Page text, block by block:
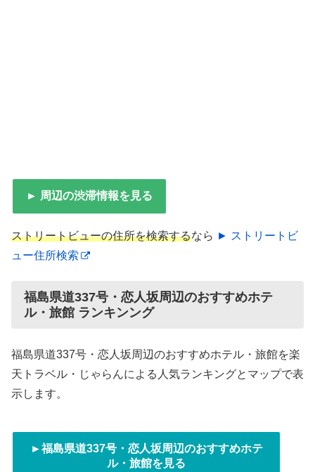
► 周辺の渋滞情報を見る
ストリートビューの住所を検索するなら ► ストリートビ
ュー住所検索
福島県道337号・恋人坂周辺のおすすめホテ
ル・旅館 ランキンング
福島県道337号・恋人坂周辺のおすすめホテル・旅館を楽
天トラベル・じゃらんによる人気ランキングとマップで表
示します。
►福島県道337号・恋人坂周辺のおすすめホテ
ル・旅館を見る